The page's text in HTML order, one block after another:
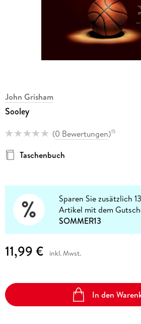
John Grisham
Sooley
(0 Bewertungen)15
Taschenbuch
Sparen Sie zusätzlich
Artikel mit dem
SOMMER13
11,99 € inkl. Mwst.
In den